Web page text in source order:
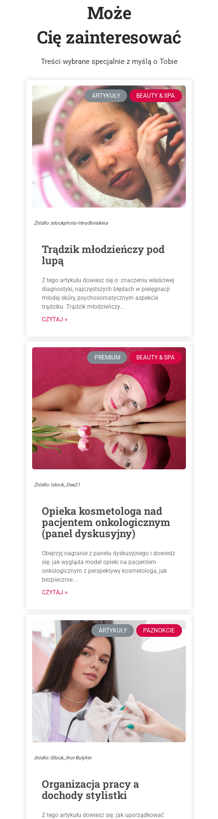
Może
Cię zainteresować
Treści wybrane specjalnie z myślą o Tobie
ARTYKUŁY BEAUTY & SPA
Źródło: istockphoto-Irina Boriskina
Trądzik młodzieńczy pod
lupą
Z tego artykułu dowiesz się o: znaczeniu właściwej
diagnostyki, najczęstszych błędach w pielęgnacji
młodej skóry, psychosomatycznym aspekcie
trądziku. Trądzik młodzieńczy...
CZYTAJ »
PREMIUM BEAUTY & SPA
Źródło: Istock_Dee21
Opieka kosmetologa nad
pacjentem onkologicznym
(panel dyskusyjny)
Obejrzyj nagranie z panelu dyskusyjnego i dowiedz
się: jak wygląda model opieki na pacjentem
onkologicznym z perspektywy kosmetologa, jak
bezpiecznie...
CZYTAJ »
ARTYKUŁY PAZNOKCIE
źródło: iStock_Ihor Bulyhin
Organizacja pracy a
dochody stylistki
Z tego artykułu dowiesz się: jak uporządkować